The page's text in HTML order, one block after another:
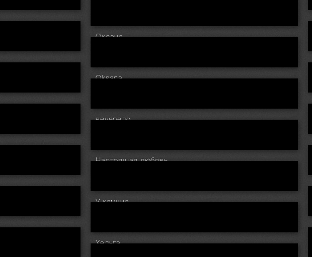
Оксана
Oksana
вечерело
Настоящая любовь
У камина
Хельга